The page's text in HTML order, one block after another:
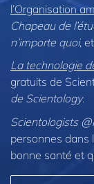
l’Organisation
Chapeau de
n’importe quoi,
La technologie
gratuits de
de Scientology.
Scientologists
personnes dans
bonne santé et